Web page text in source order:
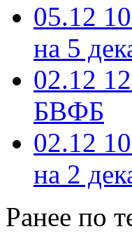
05.12
на 5
02.12
БВФБ
02.12
на 2
Ранее по